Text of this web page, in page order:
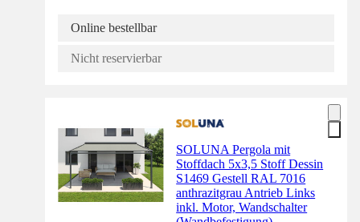
Online bestellbar
Nicht reservierbar
SOLUNA Pergola mit
Stoffdach 5x3,5 Stoff Dessin
S1469 Gestell RAL 7016
anthrazitgrau Antrieb Links
inkl. Motor, Wandschalter